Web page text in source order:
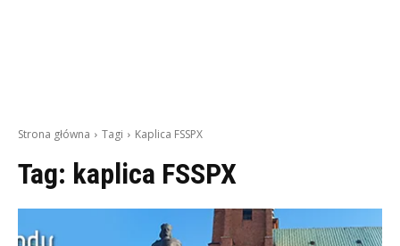
Strona główna Tagi Kaplica FSSPX
Tag: kaplica FSSPX